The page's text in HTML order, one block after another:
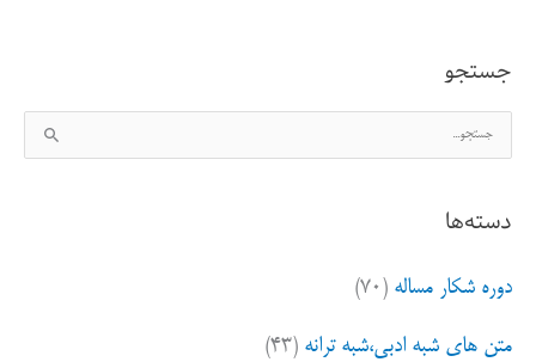
جستجو
س
ج
ب
ا
دسته‌ها
دوره شکار مساله (۷۰)
متن های شبه ادبی،شبه ترانه (۴۳)